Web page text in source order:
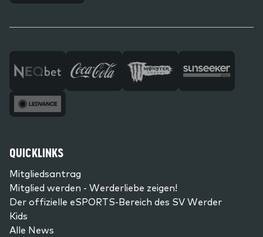
QUICKLINKS
Mitgliedsantrag
Mitglied werden - Werderliebe zeigen!
Der offizielle eSPORTS-Bereich des SV Werder
Kids
Alle News